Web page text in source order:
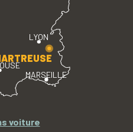
LYON
MARSEILLE
voiture